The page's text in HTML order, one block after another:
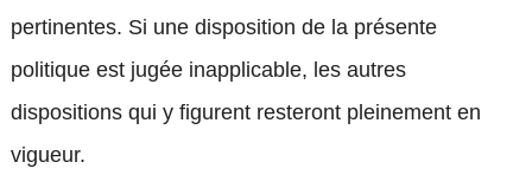
pertinentes. Si une disposition de la présente
politique est jugée inapplicable, les autres
dispositions qui y figurent resteront pleinement en
vigueur.